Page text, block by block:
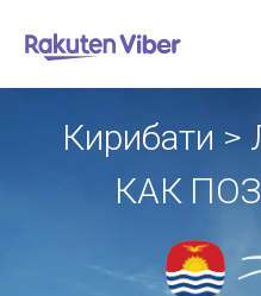
Кирибати >
КАК